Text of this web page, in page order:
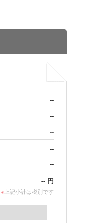
--
--
--
--
--
-- 円
※ 上記小計は税別です